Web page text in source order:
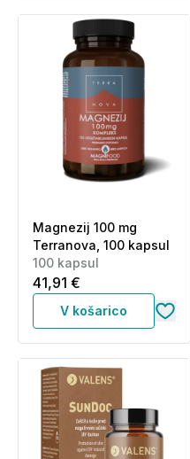
Magnezij 100 mg
Terranova, 100 kapsul
100 kapsul
41,91 €
V košarico